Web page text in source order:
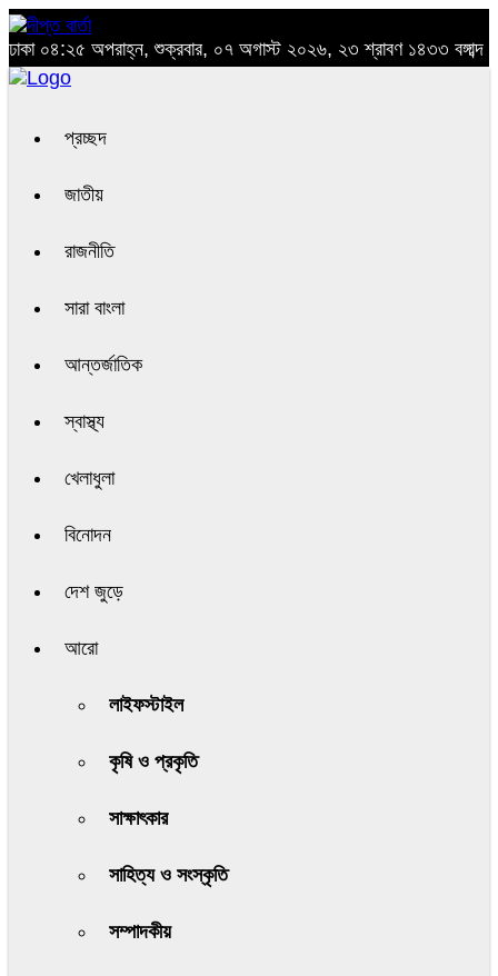
ঢাকা ০৪:২৫ অপরাহ্ন, শুক্রবার, ০৭ অগাস্ট ২০২৬, ২৩ শ্রাবণ ১৪৩৩ বঙ্গাব্দ
প্রচ্ছদ
জাতীয়
রাজনীতি
সারা বাংলা
আন্তর্জাতিক
স্বাস্থ্য
খেলাধুলা
বিনোদন
দেশ জুড়ে
আরো
লাইফস্টাইল
কৃষি ও প্রকৃতি
সাক্ষাৎকার
সাহিত্য ও সংস্কৃতি
সম্পাদকীয়